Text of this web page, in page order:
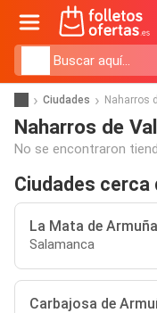
Ciudades Naharros
Naharros de
No se encontraron
Ciudades cerca
La Mata de Armuña
Salamanca
Carbajosa de